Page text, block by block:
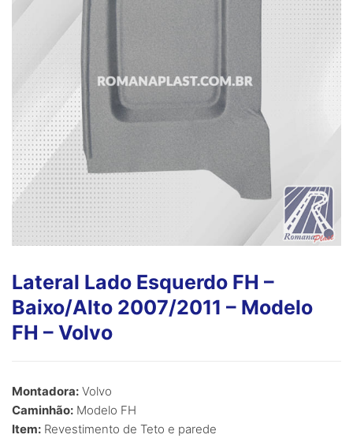
Lateral Lado Esquerdo FH –
Baixo/Alto 2007/2011 – Modelo
FH – Volvo
Montadora: Volvo
Caminhão: Modelo FH
Item: Revestimento de Teto e parede